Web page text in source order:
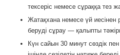
тексеріс немесе сұраққа тез
Жатақхана немесе үй иесінен
беруді сұрау — қалыпты
Күн сайын 30 минут сөздік